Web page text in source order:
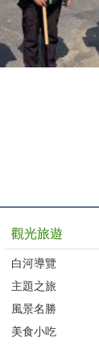
觀光旅遊
白河導覽
主題之旅
風景名勝
美食小吃